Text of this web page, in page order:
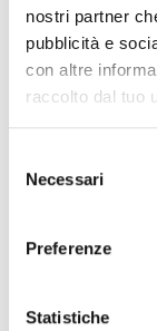
nostri partner
pubblicità e
con altre
raccolto dal tuo
delNecessari
Preferenze
Statistiche
La Liga